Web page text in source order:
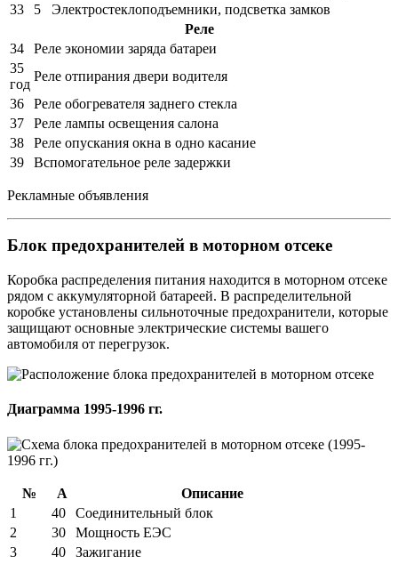
33
5
Электростеклоподъемники, подсветка замков
Реле
34
Реле экономии заряда батареи
35
год
Реле отпирания двери водителя
36
Реле обогревателя заднего стекла
37
Реле лампы освещения салона
38
Реле опускания окна в одно касание
39
Вспомогательное реле задержки
Рекламные объявления
Блок предохранителей в моторном отсеке
Коробка распределения питания находится в моторном отсеке
рядом с аккумуляторной батареей. В распределительной
коробке установлены сильноточные предохранители, которые
защищают основные электрические системы вашего
автомобиля от перегрузок.
Диаграмма 1995-1996 гг.
№ А
Описание
1
40
Соединительный блок
2
30
Мощность ЕЭС
3
40
Зажигание